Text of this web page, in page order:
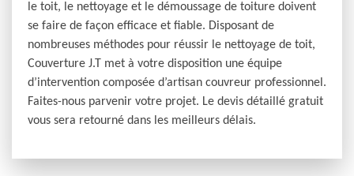
le toit, le nettoyage et le démoussage de toiture doivent
se faire de façon efficace et fiable. Disposant de
nombreuses méthodes pour réussir le nettoyage de toit,
Couverture J.T met à votre disposition une équipe
d’intervention composée d’artisan couvreur professionnel.
Faites-nous parvenir votre projet. Le devis détaillé gratuit
vous sera retourné dans les meilleurs délais.